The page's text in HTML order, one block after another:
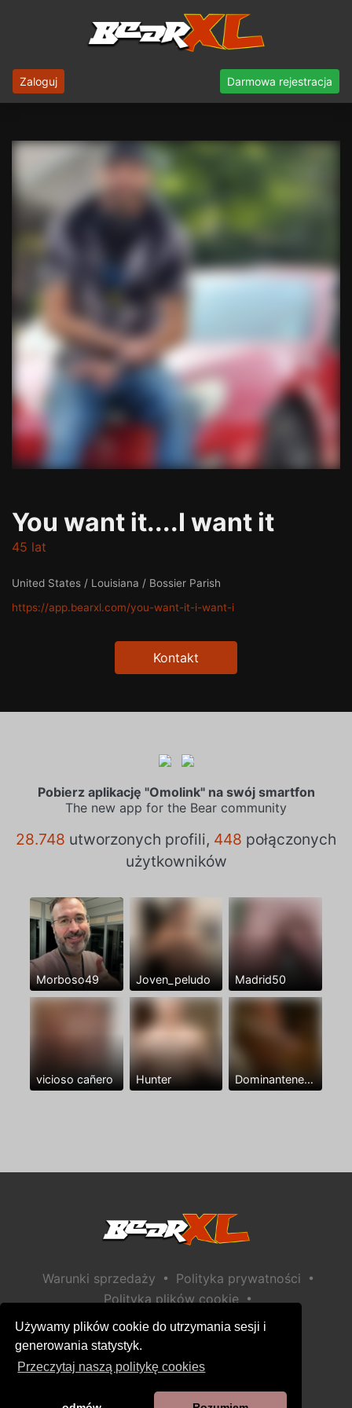
Używamy plików cookie do utrzymania sesji i
generowania statystyk.
Przeczytaj naszą politykę cookies
Zaloguj Darmowa rejestracja
You want it....I want it
45 lat
United States / Louisiana / Bossier Parish
https://app.bearxl.com/you-want-it-i-want-i
Kontakt
Pobierz aplikację "Omolink" na swój smartfon
The new app for the Bear community
28.748 utworzonych profili, 448 połączonych
użytkowników
Morboso49 Joven_peludo Madrid50
vicioso cañero Hunter Dominantenegro ya
Warunki sprzedaży • Polityka prywatności •
Polityka plików cookie •
Polityka bezpieczeństwa dzieci
Pomoc / Kontakt